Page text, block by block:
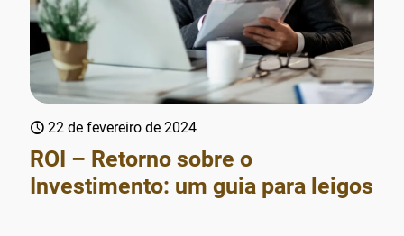
22 de fevereiro de 2024
ROI – Retorno sobre o
Investimento: um guia para leigos